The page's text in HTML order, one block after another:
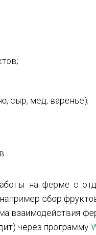
сыр, мед, варенье);
на ферме с
сбор
взаимодействия
через программу